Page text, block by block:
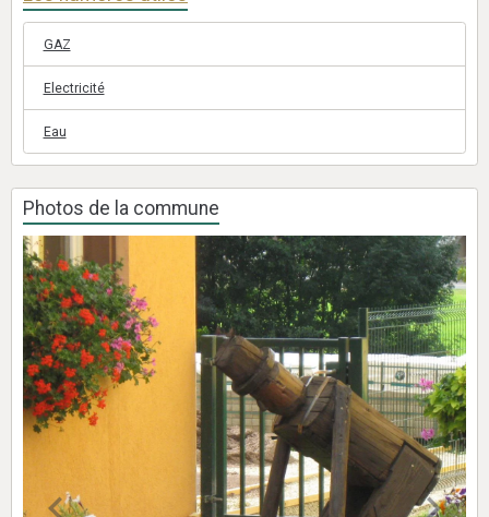
GAZ
Electricité
Eau
Photos de la commune